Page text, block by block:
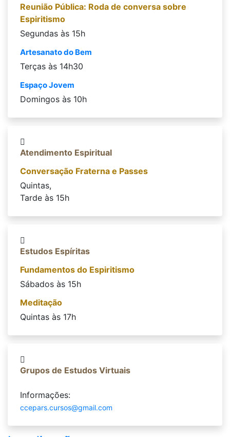
Reunião Pública: Roda de conversa sobre
Espiritismo
Segundas às 15h
Artesanato do Bem
Terças às 14h30
Espaço Jovem
Domingos às 10h
Atendimento Espiritual
Conversação Fraterna e Passes
Quintas,
Tarde às 15h
Estudos Espíritas
Fundamentos do Espiritismo
Sábados às 15h
Meditação
Quintas às 17h
Grupos de Estudos Virtuais
Informações:
ccepars.cursos@gmail.com